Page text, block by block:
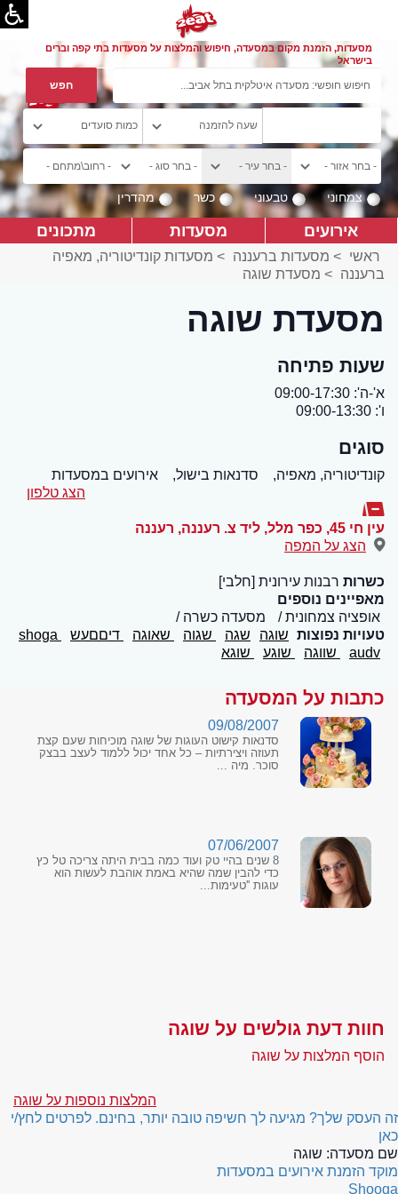
מסעדות, הזמנת מקום במסעדה, חיפוש והמלצות על מסעדות בתי קפה וברים
בישראל
צמחוני טבעוני כשר מהדרין
אירועים מסעדות מתכונים
ראשי > מסעדות ברעננה > מסעדות קונדיטוריה, מאפיה
ברעננה > מסעדת שוגה
מסעדת שוגה
שעות פתיחה
א'-ה': 09:00-17:30
ו': 09:00-13:30
סוגים
קונדיטוריה, מאפיה, סדנאות בישול,
אירועים במסעדות
הצג טלפון
עין חי 45, כפר מלל, ליד צ. רעננה , רעננה
הצג על המפה
כשרות רבנות עירונית [חלבי]
מאפיינים נוספים
אופציה צמחונית
מסעדה כשרה
טעויות נפוצות שוגה שגה שגוה שאוגה דיםםעש
audv
שווגה שוגע שוגא
כתבות על המסעדה
09/08/2007
סדנאות קישוט העוגות של שוגה מוכיחות שעם קצת
תעוזה ויצירתיות – כל אחד יכול ללמוד לעצב בבצק
סוכר. מיה ...
07/06/2007
8 שנים בהיי טק ועוד כמה בבית היתה צריכה טל כץ
כדי להבין שמה שהיא באמת אוהבת לעשות הוא
עוגות ''טעימות...
חוות דעת גולשים על שוגה
הוסף המלצות על שוגה
המלצות נוספות על שוגה
זה העסק שלך? מגיעה לך חשיפה טובה יותר, בחינם. לפרטים לחץ/י
כאן
שם מסעדה: שוגה
מוקד הזמנת אירועים במסעדות
Shooga